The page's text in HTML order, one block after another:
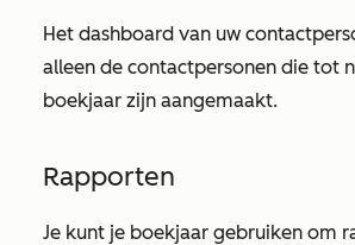
Het dashboard van uw
alleen de contactpersonen die tot
boekjaar zijn aangemaakt.
Rapporten
Je kunt je boekjaar gebruiken om